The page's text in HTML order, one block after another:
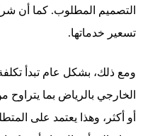
التصميم المطلوب. كما أن
تسعير خدماتها.
ومع ذلك، بشكل عام تبدأ
أو أكثر، وهذا يعتمد على